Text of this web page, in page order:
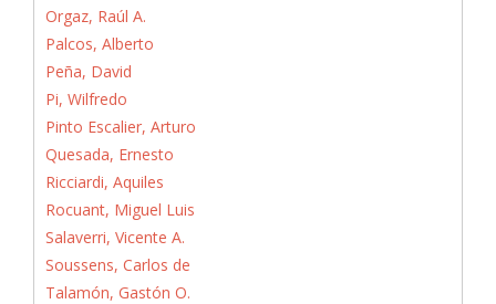
Orgaz, Raúl A.
Palcos, Alberto
Peña, David
Pi, Wilfredo
Pinto Escalier, Arturo
Quesada, Ernesto
Ricciardi, Aquiles
Rocuant, Miguel Luis
Salaverri, Vicente A.
Soussens, Carlos de
Talamón, Gastón O.